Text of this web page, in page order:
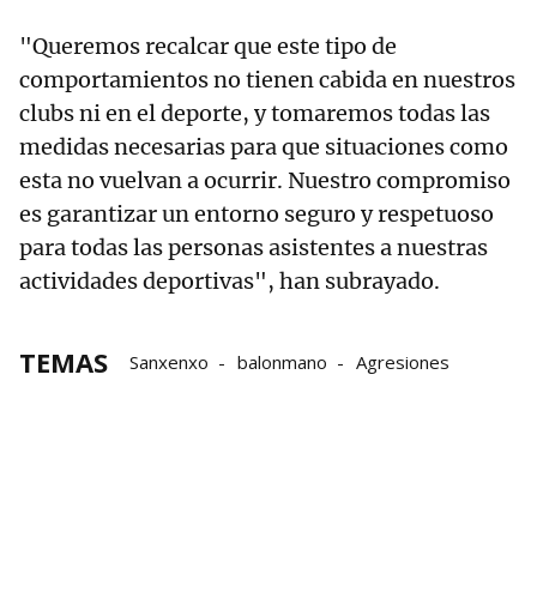
"Queremos recalcar que este tipo de
comportamientos no tienen cabida en nuestros
clubs ni en el deporte, y tomaremos todas las
medidas necesarias para que situaciones como
esta no vuelvan a ocurrir. Nuestro compromiso
es garantizar un entorno seguro y respetuoso
para todas las personas asistentes a nuestras
actividades deportivas", han subrayado.
TEMAS Sanxenxo balonmano Agresiones